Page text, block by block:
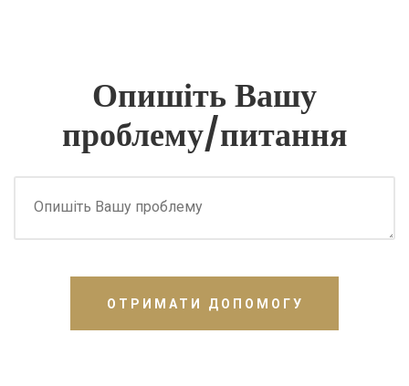
Опишіть Вашу
проблему/питання
ОТРИМАТИ ДОПОМОГУ